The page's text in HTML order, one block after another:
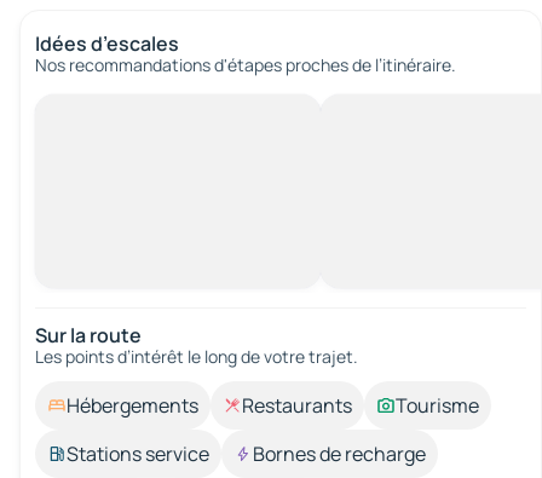
Idées d’escales
Nos recommandations d'étapes proches de l’itinéraire.
Sur la route
Les points d’intérêt le long de votre trajet.
Hébergements Restaurants
Tourisme
Stations service
Bornes de recharge